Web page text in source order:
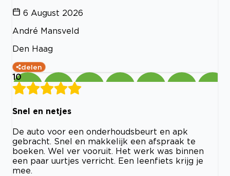
6 August 2026
André Mansveld
Den Haag
delen
10
Snel en netjes
De auto voor een onderhoudsbeurt en apk
gebracht. Snel en makkelijk een afspraak te
boeken. Wel ver vooruit. Het werk was binnen
een paar uurtjes verricht. Een leenfiets krijg je
mee.